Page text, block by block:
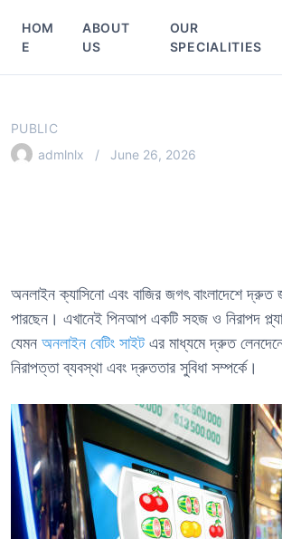
p
HOM
E
ABOUT
US
OUR
SPECIALITIES
PUBLIC
admlnlx
June 26, 2026
অনলাইন ক্যাসিনো এবং বাজির জগৎ বাংলাদেশে
পারছেন। এখানেই পিনআপ একটি সহজ ও নিরাপদ
যেমন অনলাইন বেটিং সাইটএর মাধ্যমে দ্রুত
নিরাপত্তা ব্যবস্থা এবং দ্রুততার সুবিধা সম্পর্কে।